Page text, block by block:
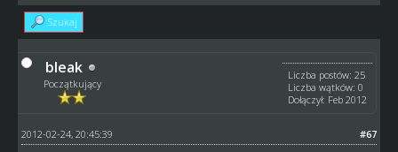
Szukaj
bleak
Początkujący
Liczba postów: 25
Liczba wątków: 0
Dołączył: Feb 2012
#67
2012-02-24, 20:45:39